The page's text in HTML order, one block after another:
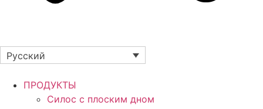
Русский
ПРОДУКТЫ
Силос с плоским дном